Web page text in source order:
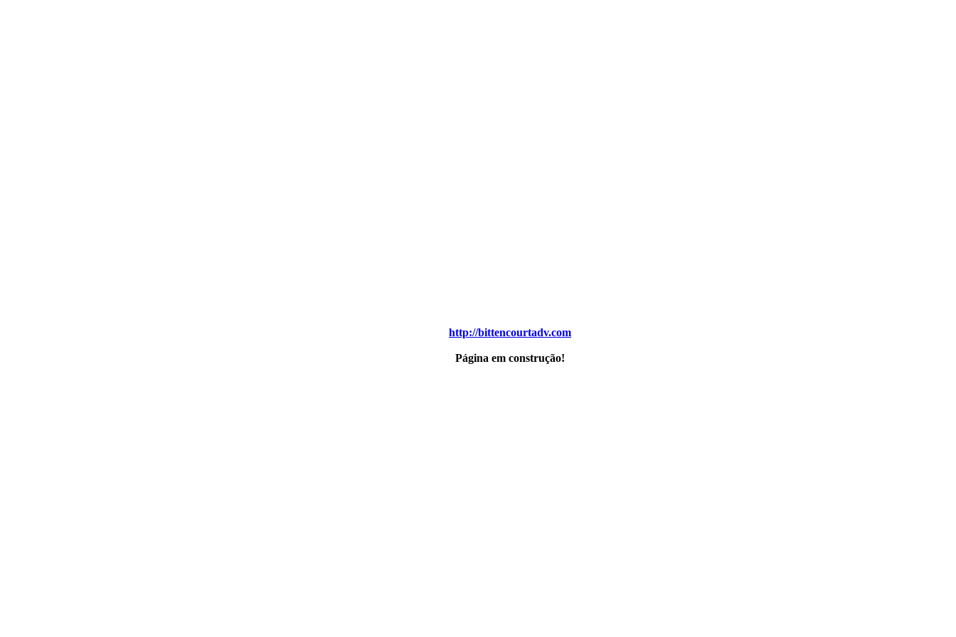
http://bittencourtadv.com
Página em construção!